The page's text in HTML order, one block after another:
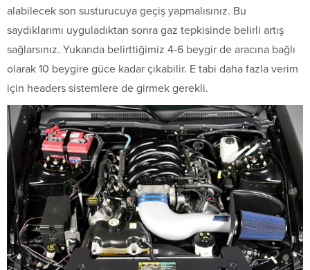
alabilecek son susturucuya geçiş yapmalısınız. Bu
saydıklarımı uyguladıktan sonra gaz tepkisinde belirli artış
sağlarsınız. Yukarıda belirttiğimiz 4-6 beygir de aracına bağlı
olarak 10 beygire güce kadar çıkabilir. E tabi daha fazla verim
için headers sistemlere de girmek gerekli.